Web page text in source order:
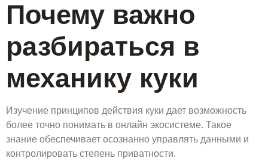
Почему важно
разбираться в
механику куки
Изучение принципов действия куки дает возможность
более точно понимать в онлайн экосистеме. Такое
знание обеспечивает осознанно управлять данными и
контролировать степень приватности.